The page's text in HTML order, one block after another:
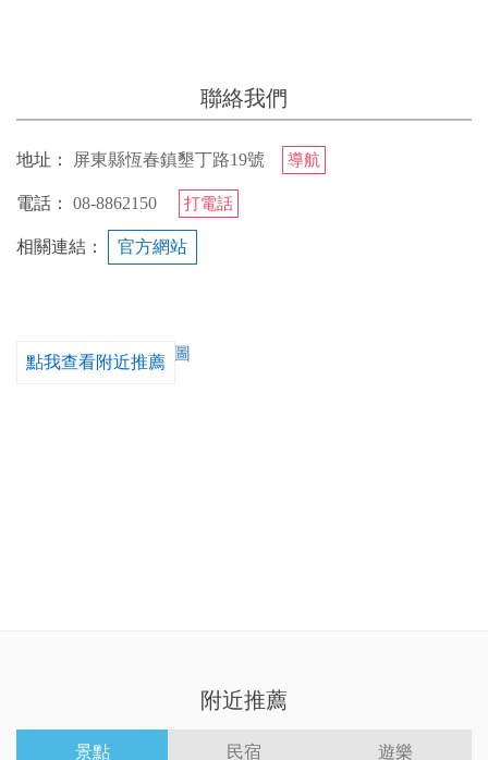
聯絡我們
地址： 屏東縣恆春鎮墾丁路19號 導航
電話： 08-8862150 打電話
相關連結： 官方網站
點我查看附近推薦
附近推薦
景點 民宿 遊樂